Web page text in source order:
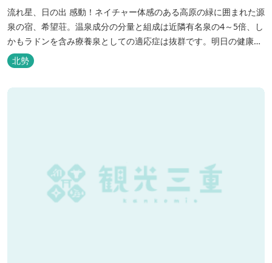
流れ星、日の出 感動！ネイチャー体感のある高原の緑に囲まれた源
泉の宿、希望荘。温泉成分の分量と組成は近隣有名泉の4～5倍、し
かもラドンを含み療養泉としての適応症は抜群です。明日の健康
に、ご宿泊はもちろん日帰り入浴もお気軽にお立ち寄り下さい。 熱
気浴ラドンの泉も新たにオープン！ぜひご利用ください。
北勢